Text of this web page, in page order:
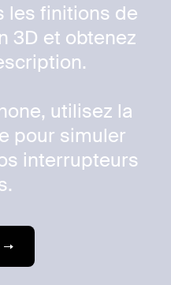
les finitions de
3D et obtenez
utilisez la
pour simuler
interrupteurs